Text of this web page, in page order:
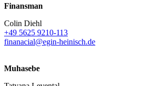
Finansman
Colin Diehl
+49 5625 9210-113
finanacial@egin-heinisch.de
Muhasebe